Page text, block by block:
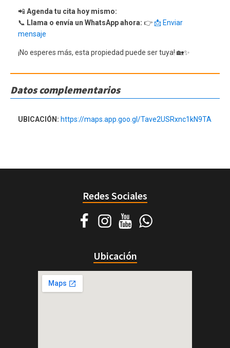
📲 Agenda tu cita hoy mismo:
📞 Llama o envía un WhatsApp ahora: 👉📩 Enviar
mensaje
¡No esperes más, esta propiedad puede ser tuya! 🏡✨
Datos complementarios
UBICACIÓN: https://maps.app.goo.gl/Tave2USRxnc1kN9TA
Redes Sociales
Ubicación